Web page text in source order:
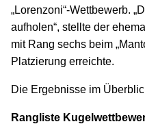
„Lorenzoni“-Wettbewerb.
aufholen“, stellte der
mit Rang sechs beim
Platzierung erreichte.
Die Ergebnisse im
Rangliste